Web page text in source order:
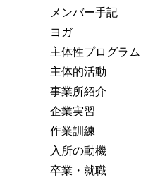
メンバー手記
ヨガ
主体性プログラム
主体的活動
事業所紹介
企業実習
作業訓練
入所の動機
卒業・就職